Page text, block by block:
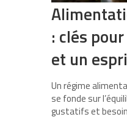
: clés
et un
Un régime
se fonde sur
gustatifs et